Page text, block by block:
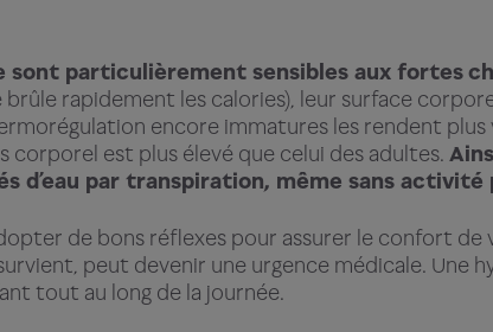
sont particulièrement sensibles aux fortes
brûle rapidement les calories), leur surface
encore immatures les rendent plus
corporel est plus élevé que celui des adultes.
d’eau par transpiration, même sans activité
de bons réflexes pour assurer le confort
peut devenir une urgence médicale. Une
tout au long de la journée.